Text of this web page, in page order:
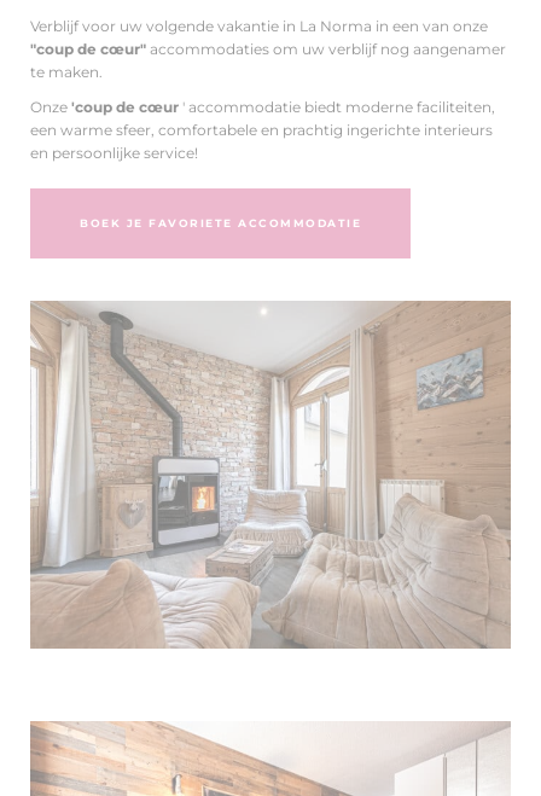
Verblijf voor uw volgende vakantie in La Norma in een van onze
"coup de cœur" accommodaties om uw verblijf nog aangenamer
te maken.
Onze 'coup de cœur ' accommodatie biedt moderne faciliteiten,
een warme sfeer, comfortabele en prachtig ingerichte interieurs
en persoonlijke service!
BOEK JE FAVORIETE ACCOMMODATIE